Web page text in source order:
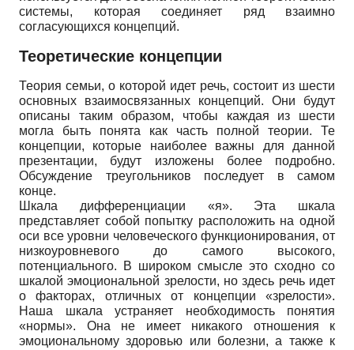
системы, которая соединяет ряд взаимно
согласующихся концепций.
Теоретические концепции
Теория семьи, о которой идет речь, состоит из шести
основных взаимосвязанных концепций. Они будут
описаны таким образом, чтобы каждая из шести
могла быть понята как часть полной теории. Те
концепции, которые наиболее важны для данной
презентации, будут изложены более подробно.
Обсуждение треугольников последует в самом
конце.
Шкала дифференциации «я». Эта шкала
представляет собой попытку расположить на одной
оси все уровни человеческого функционирования, от
низкоуровневого до самого высокого,
потенциального. В широком смысле это сходно со
шкалой эмоциональной зрелости, но здесь речь идет
о факторах, отличных от концепции «зрелости».
Наша шкала устраняет необходимость понятия
«нормы». Она не имеет никакого отношения к
эмоциональному здоровью или болезни, а также к